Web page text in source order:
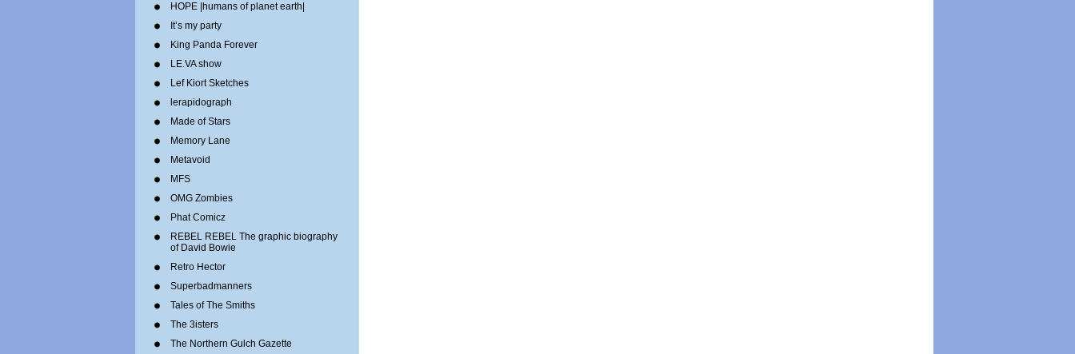
HOPE |humans of planet earth|
It’s my party
King Panda Forever
LE.VA show
Lef Kiort Sketches
lerapidograph
Made of Stars
Memory Lane
Metavoid
MFS
OMG Zombies
Phat Comicz
REBEL REBEL The graphic biography
of David Bowie
Retro Hector
Superbadmanners
Tales of The Smiths
The 3isters
The Northern Gulch Gazette